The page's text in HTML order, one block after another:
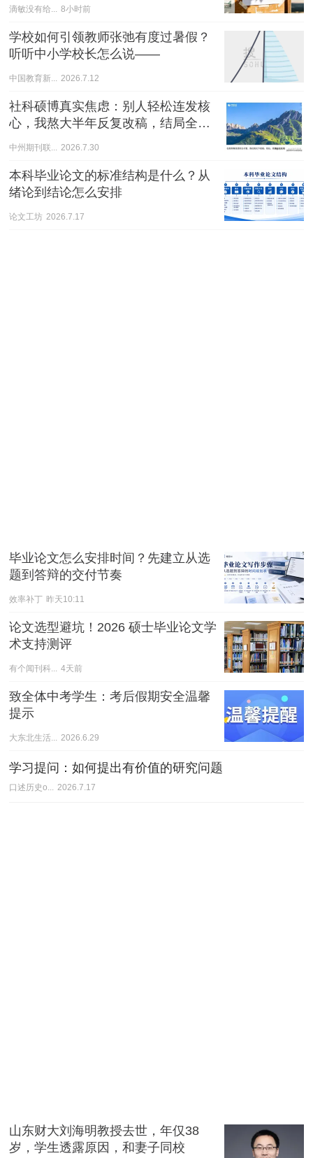
滴敏没有给... 8小时前
学校如何引领教师张弛有度过暑假？
听听中小学校长怎么说——
中国教育新... 2026.7.12
社科硕博真实焦虑：别人轻松连发核
心，我熬大半年反复改稿，结局全是
退稿！
中州期刊联... 2026.7.30
本科毕业论文的标准结构是什么？从
绪论到结论怎么安排
论文工坊 2026.7.17
毕业论文怎么安排时间？先建立从选
题到答辩的交付节奏
效率补丁 昨天10:11
论文选型避坑！2026 硕士毕业论文学
术支持测评
有个闻刊科... 4天前
致全体中考学生：考后假期安全温馨
提示
大东北生活... 2026.6.29
学习提问：如何提出有价值的研究问题
口述历史o... 2026.7.17
山东财大刘海明教授去世，年仅38
岁，学生透露原因，和妻子同校